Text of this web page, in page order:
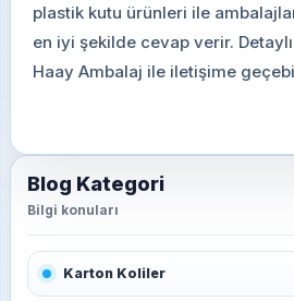
Blog Kategori
Karton Koliler
plastik kutu ürünleri ile
en iyi şekilde cevap verir.
Haay Ambalaj ile iletişime